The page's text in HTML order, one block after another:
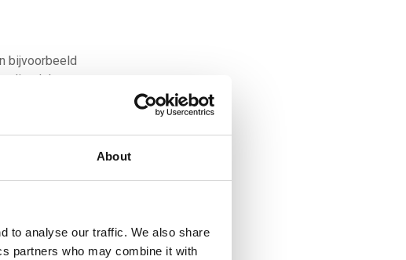
About
to analyse our traffic. We also share
partners who may combine it with
bijvoorbeeld
die plek
Maar ook
wordt